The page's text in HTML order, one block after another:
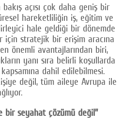
bakış açısı çok daha geniş bir
hareketliliğin iş, eğitim ve
hale geldiği bir dönemde
için stratejik bir erişim aracına
önemli avantajlarından biri,
yanı sıra belirli koşullarda
dahil edilebilmesi.
değil, tüm aileye Avrupa ile
bir seyahat çözümü değil”